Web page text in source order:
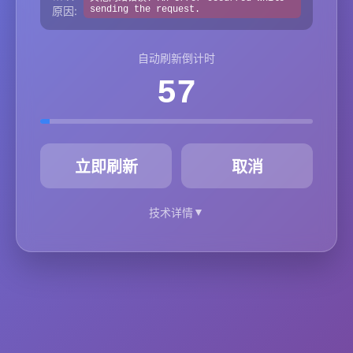
原因:
sending the request.
自动刷新倒计时
57
立即刷新 取消
技术详情▼